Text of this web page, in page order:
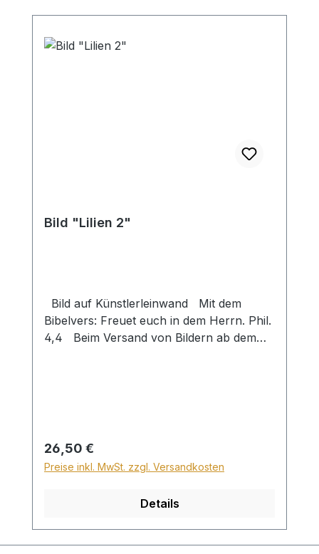
Bild "Lilien 2"
Bild auf Künstlerleinwand Mit dem
Bibelvers: Freuet euch in dem Herrn. Phil.
4,4 Beim Versand von Bildern ab dem
Sperrgutzuschlag 30€.
Regulärer Preis:
26,50 €
Preise inkl. MwSt. zzgl. Versandkosten
Details